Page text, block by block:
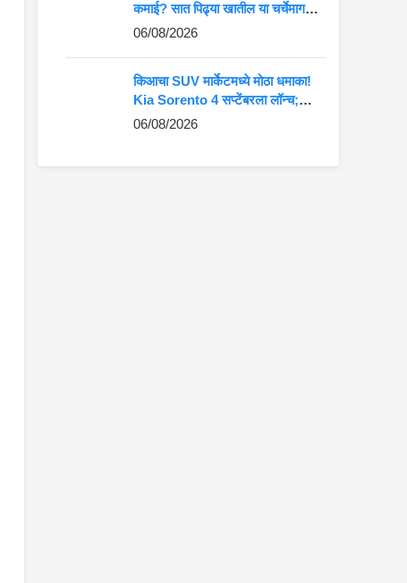
कमाई? सात पिढ्या खातील या चर्चेमागचं
खरं गणित जाणून घ्या
06/08/2026
किआचा SUV मार्केटमध्ये मोठा धमाका!
Kia Sorento 4 सप्टेंबरला लॉन्च;
Fortuner-Kodiaq ला देणार थेट
06/08/2026